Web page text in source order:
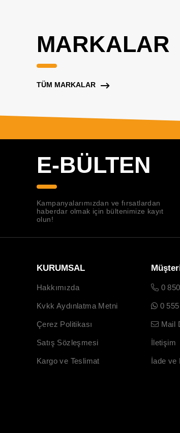
MARKALAR
TÜM MARKALAR
E-BÜLTEN
Kampanyalarımızdan ve fırsatlardan
haberdar olmak için bültenimize kayıt
olun!
KURUMSAL
Hakkımızda
Kvkk Aydınlatma Metni
Çerez Politikası
Satış Sözleşmesi
Kargo ve Teslimat
0
0
Mail
İletişim
İade ve